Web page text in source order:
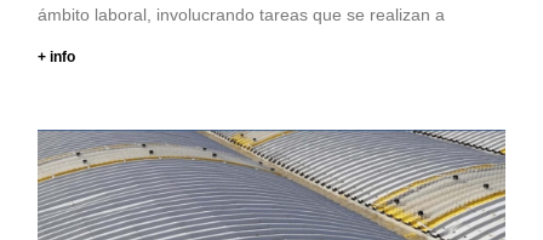
ámbito laboral, involucrando tareas que se realizan a
+ info